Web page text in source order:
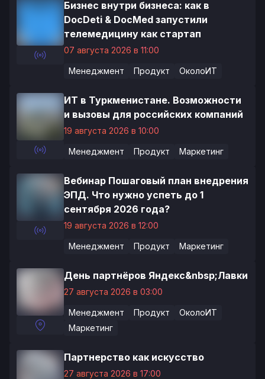
Бизнес внутри бизнеса: как в
DocDeti & DocMed запустили
телемедицину как стартап
07 августа 2026 в 11:00
Менеджмент Продукт ОколоИТ
ИТ в Туркменистане. Возможности
и вызовы для российских компаний
19 августа 2026 в 10:00
Менеджмент Продукт Маркетинг
Вебинар Пошаговый план внедрения
ЭПД. Что нужно успеть до 1
сентября 2026 года?
19 августа 2026 в 12:00
Менеджмент Продукт Маркетинг
День партнёров Яндекс&nbsp;Лавки
27 августа 2026 в 03:00
Менеджмент Продукт
ОколоИТ
Маркетинг
Партнерство как искусство
27 августа 2026 в 17:00